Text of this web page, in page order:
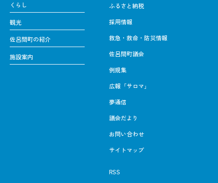
くらし
観光
佐呂間町の紹介
施設案内
ふるさと納税
採用情報
救急・救命・防災情報
佐呂間町議会
例規集
広報「サロマ」
夢通信
議会だより
お問い合わせ
サイトマップ
RSS